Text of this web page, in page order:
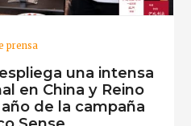
prensa
una intensa
en China y Reino
de la campaña